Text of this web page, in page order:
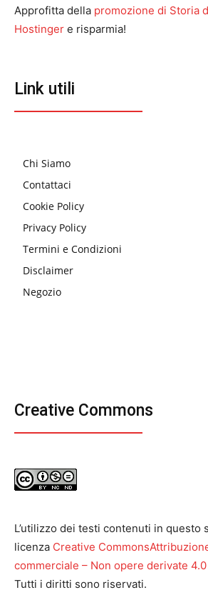
Approfitta della promozione di Storia
Hostinger e risparmia!
Link utili
Chi Siamo
Contattaci
Cookie Policy
Privacy Policy
Termini e Condizioni
Disclaimer
Negozio
Creative Commons
L’utilizzo dei testi contenuti in questo
licenza Creative
commerciale – Non opere derivate
Tutti i diritti sono riservati.